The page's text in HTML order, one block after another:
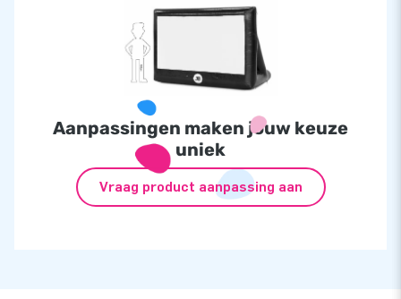
Aanpassingen maken jouw keuze
uniek
Vraag product aanpassing aan